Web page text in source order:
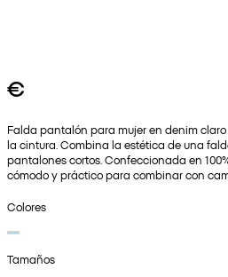
€
Falda pantalón para mujer en denim
la cintura. Combina la estética de una
pantalones cortos. Confeccionada en
cómodo y práctico para combinar con
Colores
Tamaños